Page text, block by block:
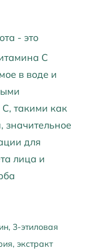
- это
С
в воде и
такими как
для
лица и
3-этиловая
экстракт